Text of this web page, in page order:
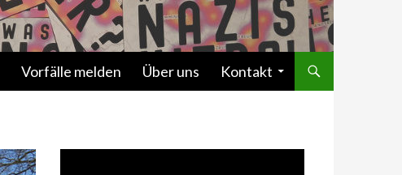
Vorfälle melden Über uns Kontakt